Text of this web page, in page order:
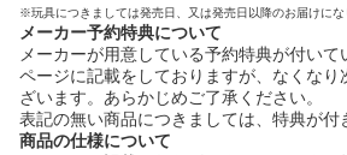
※玩具につきましては発売日、又は発売日以降のお届けにな
メーカー予約特典について
メーカーが用意している予約特典が付い
ページに記載をしておりますが、なくなり
ざいます。あらかじめご了承ください。
表記の無い商品につきましては、特典が付
商品の仕様について